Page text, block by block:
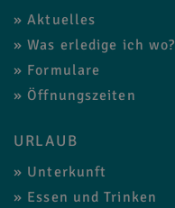
Aktuelles
Was erledige ich wo?
Formulare
Öffnungszeiten
URLAUB
Unterkunft
Essen und Trinken